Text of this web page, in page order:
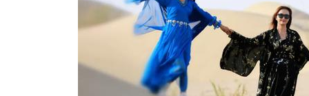
“新歌唱新疆”在喀